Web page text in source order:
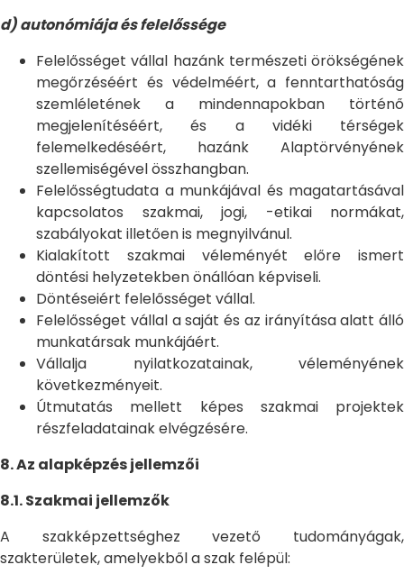
d) autonómiája és felelőssége
Felelősséget vállal hazánk természeti örökségének
megőrzéséért és védelméért, a fenntarthatóság
szemléletének a mindennapokban történő
megjelenítéséért, és a vidéki térségek
felemelkedéséért, hazánk Alaptörvényének
szellemiségével összhangban.
Felelősségtudata a munkájával és magatartásával
kapcsolatos szakmai, jogi, -etikai normákat,
szabályokat illetően is megnyilvánul.
Kialakított szakmai véleményét előre ismert
döntési helyzetekben önállóan képviseli.
Döntéseiért felelősséget vállal.
Felelősséget vállal a saját és az irányítása alatt álló
munkatársak munkájáért.
Vállalja nyilatkozatainak, véleményének
következményeit.
Útmutatás mellett képes szakmai projektek
részfeladatainak elvégzésére.
8. Az alapképzés jellemzői
8.1. Szakmai jellemzők
A szakképzettséghez vezető tudományágak,
szakterületek, amelyekből a szak felépül: